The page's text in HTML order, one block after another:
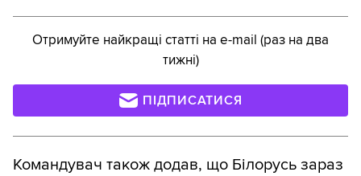
Отримуйте найкращі статті на e-mail (раз на два
тижні)
ПІДПИСАТИСЯ
Командувач також додав, що Білорусь зараз